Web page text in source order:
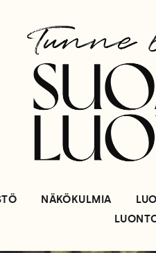
NÄKÖKULMIA